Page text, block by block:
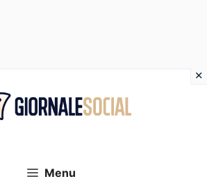
Menu